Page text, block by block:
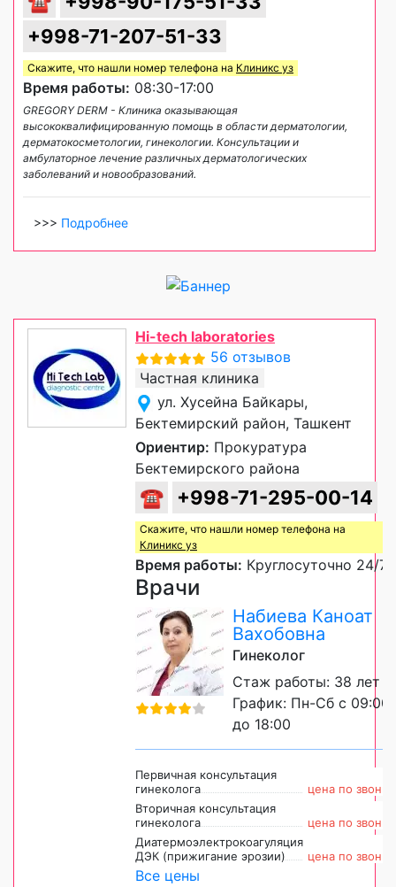
+998-71-207-51-33
Скажите, что нашли номер телефона на Клиникс уз
Время работы: 08:30-17:00
GREGORY DERM - Клиника оказывающая
высококвалифицированную помощь в области дерматологии,
дерматокосметологии, гинекологии. Консультации и
амбулаторное лечение различных дерматологических
заболеваний и новообразований.
>>> Подробнее
Hi-tech laboratories
56 отзывов
Частная клиника
ул. Хусейна Байкары,
Бектемирский район, Ташкент
Ориентир: Прокуратура
Бектемирского района
☎ +998-71-295-00-14
Скажите, что нашли номер телефона на
Клиникс уз
Время работы: Круглосуточно 24/7
Врачи
Набиева Каноат
Вахобовна
Гинеколог
Стаж работы: 38 лет
График: Пн-Сб с 09:00
до 18:00
Первичная консультация
гинеколога
цена по звонку
Вторичная консультация
гинеколога
цена по звонку
Диатермоэлектрокоагуляция
ДЭК (прижигание эрозии)
цена по звонку
Все цены